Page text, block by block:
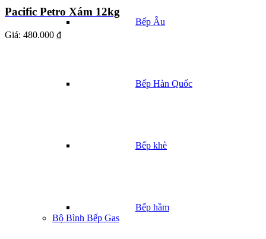
Bếp Âu
Bếp Hàn Quốc
Bếp khè
Bếp hầm
Bộ Bình Bếp Gas
Pacific Petro Xám 12kg
Giá: 480.000 ₫